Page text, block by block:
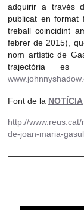
adquirir a través
publicat en format
treball coincidint
febrer de 2015),
nom artístic de
trajectòria
Font de la NOTÍCIA
http://
de-joan-maria-